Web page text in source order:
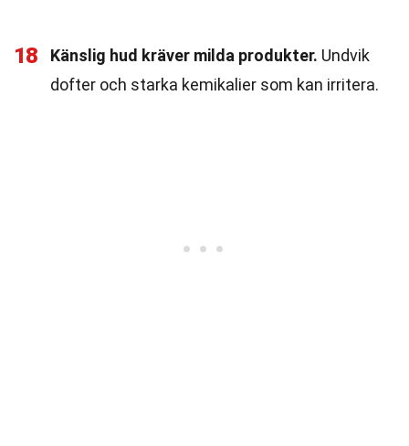
18 Känslig hud kräver milda produkter. Undvik
dofter och starka kemikalier som kan irritera.